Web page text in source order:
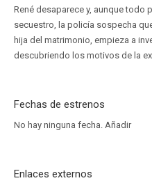
René desaparece y, aunque todo
secuestro, la policía sospecha
hija del matrimonio, empieza a
descubriendo los motivos de la
Fechas de estrenos
No hay ninguna fecha. Añadir
Enlaces externos